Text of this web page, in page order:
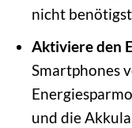
nicht
Aktiviere den
Smartphones
und die